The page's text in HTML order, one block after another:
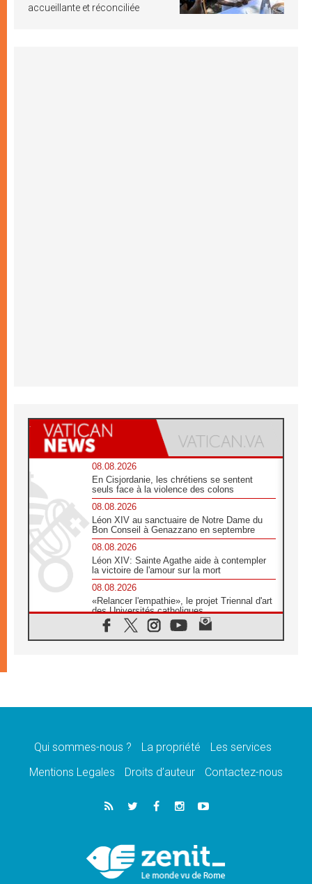
accueillante et réconciliée
08.08.2026
En Cisjordanie, les chrétiens se sentent
seuls face à la violence des colons
08.08.2026
Léon XIV au sanctuaire de Notre Dame du
Bon Conseil à Genazzano en septembre
08.08.2026
Léon XIV: Sainte Agathe aide à contempler
la victoire de l'amour sur la mort
08.08.2026
«Relancer l'empathie», le projet Triennal d'art
des Universités catholiques
08.08.2026
Signis 2026, donner la parole aux religieuses
07.08.2026
07.08.2026
de l'Assomption et mémoire nationale
«La paix commence par l'empathie» estime
le cardinal Parolin
En Colombie, «la paix ne s'achète pas avec
une signature»
Qui sommes-nous ? La propriété
Les services
Mentions Legales
Droits d’auteur Contactez-nous